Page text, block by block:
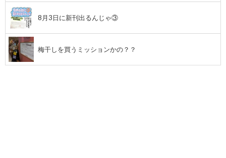
8月3日に新刊出るんじゃ③
梅干しを買うミッションかの？？